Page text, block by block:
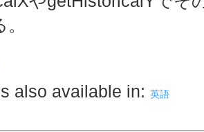
also available in: 英語